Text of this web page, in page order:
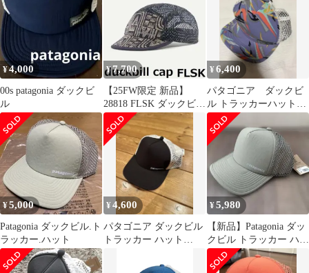
¥4,000
00s patagonia ダックビ
ル
¥7,700
【25FW限定 新品】
28818 FLSK ダックビル
キャップ パタゴニア
¥6,400
パタゴニア ダックビ
ル トラッカーハット
極楽鳥
¥5,000
Patagonia ダックビル.ト
ラッカー.ハット
¥4,600
パタゴニア ダックビル
トラッカー ハット
¥5,980
【新品】Patagonia ダッ
クビル トラッカー ハッ
ト セージグリーン